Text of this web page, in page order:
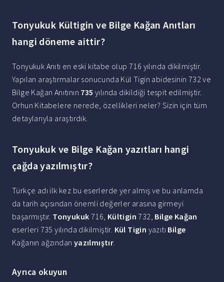
Tonyukuk Kültigin ve Bilge Kağan Anıtları
hangi döneme aittir?
Tonyukuk Anıtı en eski kitabe olup 716 yılında dikilmiştir.
Yapılan araştırmalar sonucunda Kül Tigin abidesinin 732 ve
Bilge Kağan Anıtının 735 yılında dikildiği tespit edilmiştir.
Orhun Kitabelere nerede, özellikleri neler? Sizin için tüm
detaylarıyla araştırdık.
Tonyukuk ve Bilge Kağan yazıtları hangi
çağda yazılmıştır?
Türkçe adı ilk kez bu eserlerde yer almış ve bu anlamda
da tarih açısından önemli değerler arasına girmeyi
başarmıştır. Tonyukuk 716, Kültigin 732, Bilge Kağan
eserleri 735 yılında dikilmiştir. Kül Tigin yazıtı Bilge
Kağanın ağzından yazılmıştır.
Ayrıca okuyun